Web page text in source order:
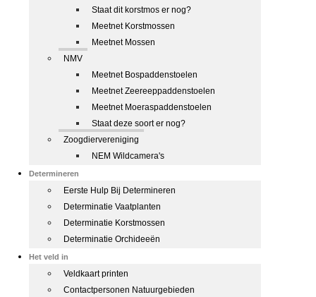
Staat dit korstmos er nog?
Meetnet Korstmossen
Meetnet Mossen
NMV
Meetnet Bospaddenstoelen
Meetnet Zeereeppaddenstoelen
Meetnet Moeraspaddenstoelen
Staat deze soort er nog?
Zoogdiervereniging
NEM Wildcamera's
Determineren
Eerste Hulp Bij Determineren
Determinatie Vaatplanten
Determinatie Korstmossen
Determinatie Orchideeën
Het veld in
Veldkaart printen
Contactpersonen Natuurgebieden